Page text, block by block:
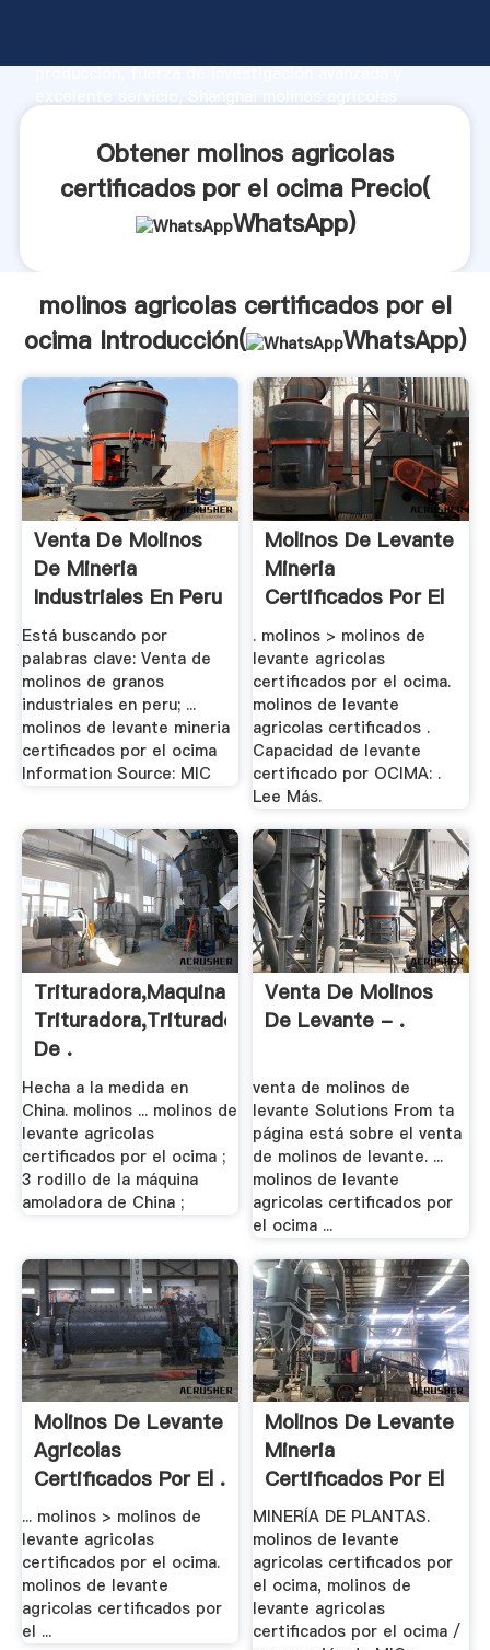
producción, fuerza de investigación avanzada y
aporta valores a todos los clientes.
Obtener molinos agricolas
certificados por el ocima Precio(
WhatsApp)
molinos agricolas certificados por el
ocima Introducción(
WhatsApp)
Venta De Molinos
De Mineria
Industriales En Peru
Está buscando por
palabras clave: Venta de
molinos de granos
industriales en peru; ...
molinos de levante mineria
certificados por el ocima
Information Source: MIC
Molinos De Levante
Mineria
Certificados Por El
Ocima
. molinos > molinos de
levante agricolas
certificados por el ocima.
molinos de levante
agricolas certificados .
Capacidad de levante
certificado por OCIMA: .
Lee Más.
Trituradora,maquina
Trituradora,Trituradora
De .
Hecha a la medida en
China. molinos ... molinos de
levante agricolas
certificados por el ocima ;
3 rodillo de la máquina
amoladora de China ;
Venta De Molinos
De Levante - .
venta de molinos de
levante Solutions From ta
página está sobre el venta
de molinos de levante. ...
molinos de levante
agricolas certificados por
el ocima ...
Molinos De Levante
Agricolas
Certificados Por El .
... molinos > molinos de
levante agricolas
certificados por el ocima.
molinos de levante
agricolas certificados por
el ...
Molinos De Levante
Mineria
Certificados Por El
Ocima
MINERÍA DE PLANTAS.
molinos de levante
agricolas certificados por
el ocima, molinos de
levante agricolas
certificados por el ocima /